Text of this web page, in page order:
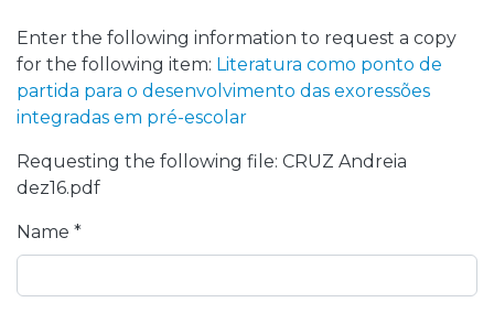
Browse repository
Entities
Enter the following information to request a copy
for the following item: Literatura como ponto de
partida para o desenvolvimento das exoressões
integradas em pré-escolar
Requesting the following file: CRUZ Andreia
dez16.pdf
Name *